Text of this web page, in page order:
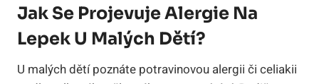
Jak Se Projevuje Alergie Na
Lepek U Malých Dětí?
U malých dětí poznáte potravinovou alergii či celiakii